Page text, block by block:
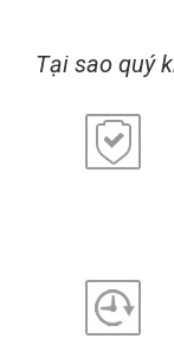
Tại sao quý